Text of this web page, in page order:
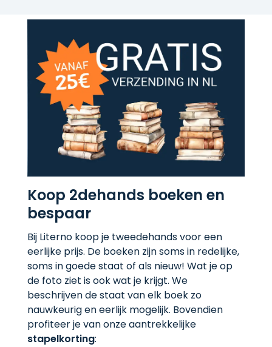
Koop 2dehands boeken en
bespaar
Bij Literno koop je tweedehands voor een
eerlijke prijs. De boeken zijn soms in redelijke,
soms in goede staat of als nieuw! Wat je op
de foto ziet is ook wat je krijgt. We
beschrijven de staat van elk boek zo
nauwkeurig en eerlijk mogelijk. Bovendien
profiteer je van onze aantrekkelijke
stapelkorting: